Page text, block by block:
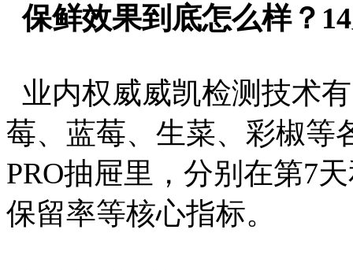
保鲜效果到底怎么样？
业内权威威凯检测技术
莓、蓝莓、生菜、彩椒等
PRO抽屉里，分别在第7
保留率等核心指标。